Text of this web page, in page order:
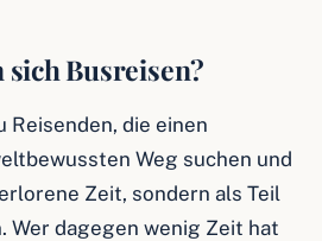
Busreisen?
Reisenden, die einen
Weg suchen und
Zeit, sondern als Teil
Wer dagegen wenig Zeit hat